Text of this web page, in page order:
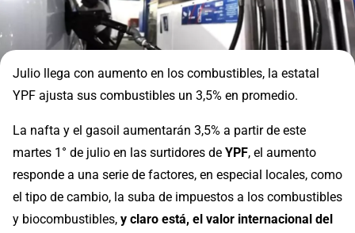
Julio llega con aumento en los combustibles, la estatal
YPF ajusta sus combustibles un 3,5% en promedio.
La nafta y el gasoil aumentarán 3,5% a partir de este
martes 1° de julio en las surtidores de YPF, el aumento
responde a una serie de factores, en especial locales, como
el tipo de cambio, la suba de impuestos a los combustibles
y biocombustibles, y claro está, el valor internacional del